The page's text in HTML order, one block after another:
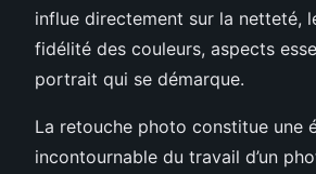
influe directement sur la netteté,
fidélité des couleurs, aspects
portrait qui se démarque.
La retouche photo constitue une
incontournable du travail d’un